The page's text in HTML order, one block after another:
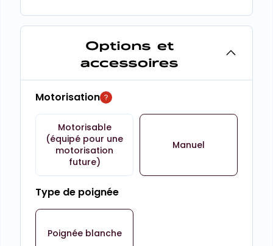
Options et
accessoires
Motorisation
Motorisable
(équipé pour une
motorisation
future)
Manuel
Type de poignée
Poignée blanche